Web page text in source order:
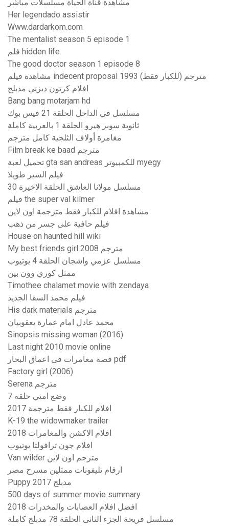
مشاهدة قناة الحياة مسلسلات مباشر
Her legendado assistir
Www.dardarkom.com
The mentalist season 5 episode 1
فلم hidden life
The good doctor season 1 episode 8
مشاهدة فيلم indecent proposal 1993 مترجم (للكبار فقط)
افلام كرتون ديزني مدبلج
Bang bang motarjam hd
مسلسل في الداخل الحلقة 21 فيس بوك
ثانوية سوبر هيرو الحلقة 1 بالعربية كاملة
مغامرة أولاف الثلجية كامل مترجم
Film break ke baad مترجم
تحميل لعبة gta san andreas للكمبيوتر myegy
فيلم السير طويلا
مسلسل مولانا العاشق الحلقة الاخيرة 30
فيلم the super val kilmer
مشاهدة افلام للكبار فقط مترجمة اون لاين
فيلم حافية على جسر من ذهب
House on haunted hill wiki
My best friends girl 2008 مترجم
مسلسل عزمي واشجان الحلقة 4 يوتيوب
ممثل كوري وون بين
Timothee chalamet movie with zendaya
فيلم محمد السقا الجديد
His dark materials مترجم
محمد عادل امام عمارة يعقوبيان
Sinopsis missing woman (2016)
Last night 2010 movie online
قصة مغامرات فى اعماق البحار pdf
Factory girl (2006)
Serena مترجم
وضع امني حلقه 7
افلام للكبار فقط مترجمة 2017
K-19 the widowmaker trailer
افلام الاكشن والمغامرات 2018
افلام جون ترافولتا يوتيوب
Van wilder مترجم اون لاين
ارقام تليفونات ممثلين مسرح مصر
Puppy 2017 مدبلج
500 days of summer movie summary
افضل افلام العصابات والمخدرات 2018
مسلسل فريحة الجزء الثانى الحلقة 78 مدبلج كاملة